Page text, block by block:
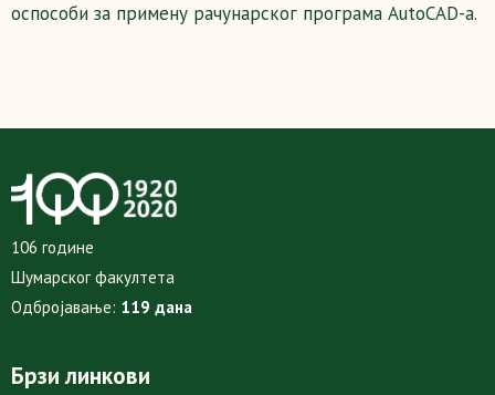
оспособи за примену рачунарског програма АutoCAD-a.
106 године
Шумарског факултета
Одбројавање: 119 дана
Брзи линкови